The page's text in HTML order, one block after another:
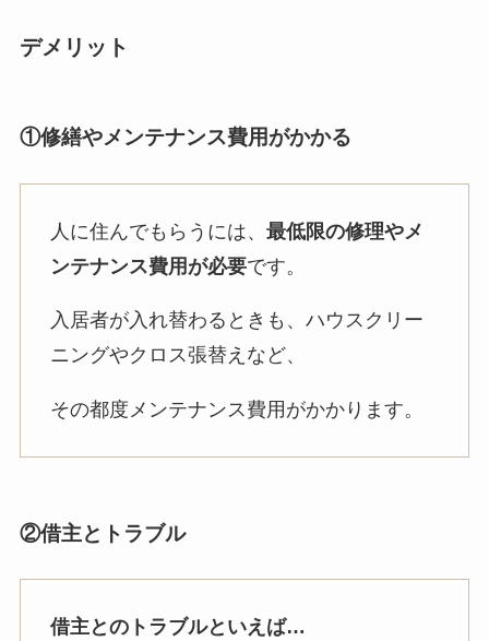
デメリット
①修繕やメンテナンス費用がかかる
人に住んでもらうには、 最低限の修理やメ
ンテナンス費用が必要です。
入居者が入れ替わるときも、ハウスクリー
ニングやクロス張替えなど、
その都度メンテナンス費用がかかります。
②借主とトラブル
借主とのトラブルといえば…